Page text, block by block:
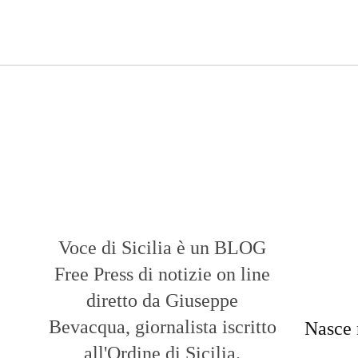
Voce di Sicilia è un BLOG
Free Press di notizie on line
diretto da Giuseppe
Bevacqua, giornalista iscritto
all'Ordine di Sicilia.